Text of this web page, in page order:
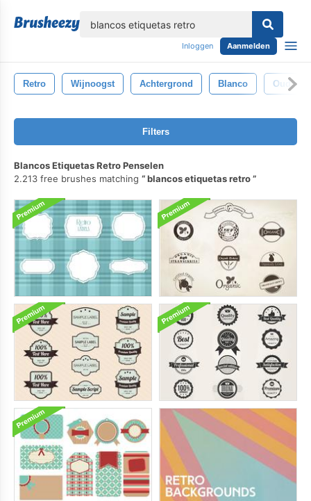
Inloggen Aanmelden
Retro Wijnoogst Achtergrond Blanco Oud
Filters
Blancos Etiquetas Retro Penselen
2.213 free brushes matching
blancos etiquetas retro